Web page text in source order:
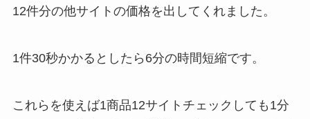
12件分の他サイトの価格を出してくれました。
1件30秒かかるとしたら6分の時間短縮です。
これらを使えば1商品12サイトチェックしても1分